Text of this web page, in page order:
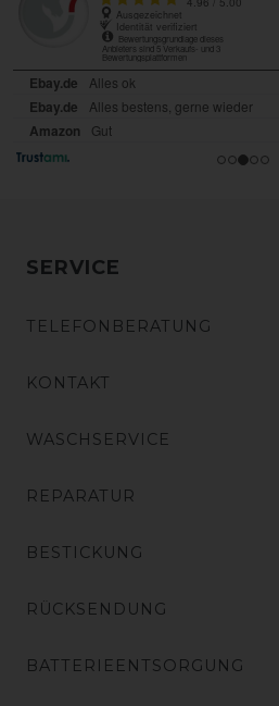
SERVICE
TELEFONBERATUNG
KONTAKT
WASCHSERVICE
REPARATUR
BESTICKUNG
RÜCKSENDUNG
BATTERIEENTSORGUNG